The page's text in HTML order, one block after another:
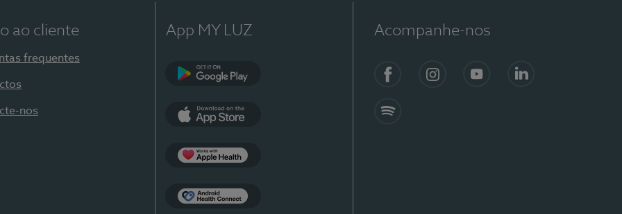
ao cliente
frequentes
nos
App MY LUZ Acompanhe-nos